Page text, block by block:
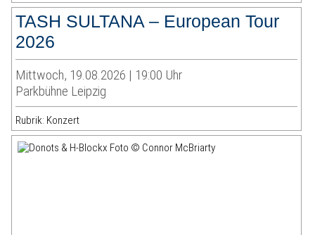
TASH SULTANA – European Tour
2026
Mittwoch, 19.08.2026 | 19:00 Uhr
Parkbühne Leipzig
Rubrik: Konzert